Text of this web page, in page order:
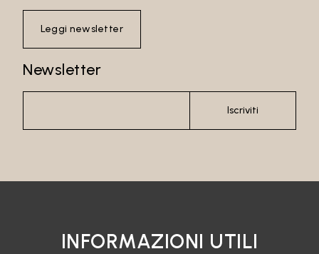
Leggi newsletter
Newsletter
Iscriviti
INFORMAZIONI UTILI